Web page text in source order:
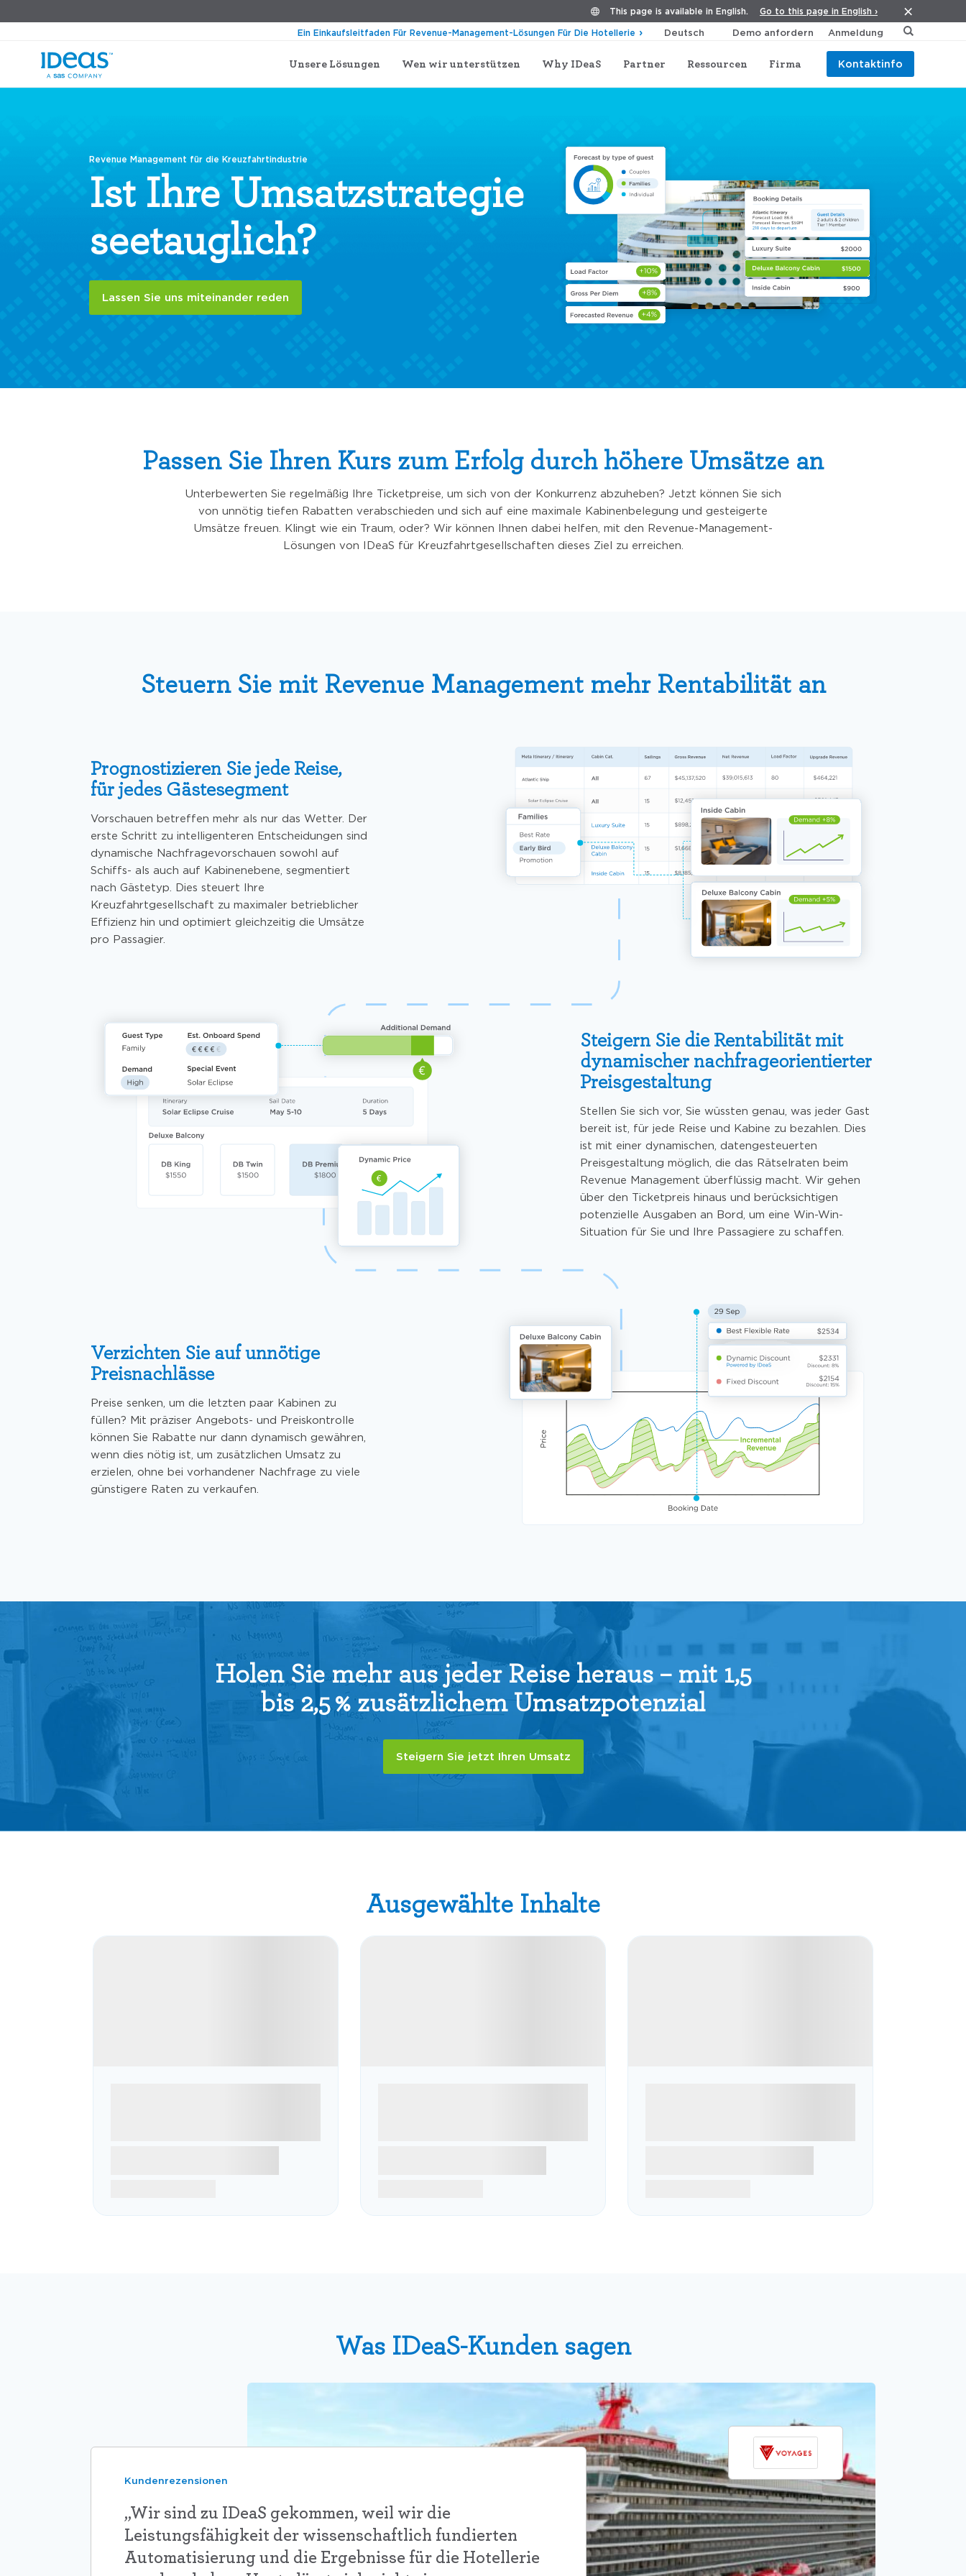
This page is available in English. Go to this page in English ›
Unsere Lösungen Wen wir unterstützen Why IDeaS Partner Ressourcen Firma Kontaktinfo
Ein Einkaufsleitfaden Für Revenue-Management-Lösungen Für Die Hotellerie Demo anfordern Anmeldung
Revenue Management für die Kreuzfahrtindustrie
Ist Ihre Umsatzstrategie
seetauglich?
Lassen Sie uns miteinander reden
Passen Sie Ihren Kurs zum Erfolg durch höhere Umsätze an
Unterbewerten Sie regelmäßig Ihre Ticketpreise, um sich von der Konkurrenz abzuheben? Jetzt können Sie sich
von unnötig tiefen Rabatten verabschieden und sich auf eine maximale Kabinenbelegung und gesteigerte
Umsätze freuen. Klingt wie ein Traum, oder? Wir können Ihnen dabei helfen, mit den Revenue-Management-
Lösungen von IDeaS für Kreuzfahrtgesellschaften dieses Ziel zu erreichen.
Steuern Sie mit Revenue Management mehr Rentabilität an
Prognostizieren Sie jede Reise,
für jedes Gästesegment
Vorschauen betreffen mehr als nur das Wetter. Der
erste Schritt zu intelligenteren Entscheidungen sind
dynamische Nachfragevorschauen sowohl auf
Schiffs- als auch auf Kabinenebene, segmentiert
nach Gästetyp. Dies steuert Ihre
Kreuzfahrtgesellschaft zu maximaler betrieblicher
Effizienz hin und optimiert gleichzeitig die Umsätze
pro Passagier.
Steigern Sie die Rentabilität mit
dynamischer nachfrageorientierter
Preisgestaltung
Stellen Sie sich vor, Sie wüssten genau, was jeder Gast
bereit ist, für jede Reise und Kabine zu bezahlen. Dies
ist mit einer dynamischen, datengesteuerten
Preisgestaltung möglich, die das Rätselraten beim
Revenue Management überflüssig macht. Wir gehen
über den Ticketpreis hinaus und berücksichtigen
potenzielle Ausgaben an Bord, um eine Win-Win-
Situation für Sie und Ihre Passagiere zu schaffen.
Verzichten Sie auf unnötige
Preisnachlässe
Preise senken, um die letzten paar Kabinen zu
füllen? Mit präziser Angebots- und Preiskontrolle
können Sie Rabatte nur dann dynamisch gewähren,
wenn dies nötig ist, um zusätzlichen Umsatz zu
erzielen, ohne bei vorhandener Nachfrage zu viele
günstigere Raten zu verkaufen.
Holen Sie mehr aus jeder Reise heraus – mit 1,5
bis 2,5 % zusätzlichem Umsatzpotenzial
Steigern Sie jetzt Ihren Umsatz
Ausgewählte Inhalte
Was IDeaS-Kunden sagen
Kundenrezensionen
„Wir sind zu IDeaS gekommen, weil wir die
Leistungsfähigkeit der wissenschaftlich fundierten
Automatisierung und die Ergebnisse für die Hotellerie